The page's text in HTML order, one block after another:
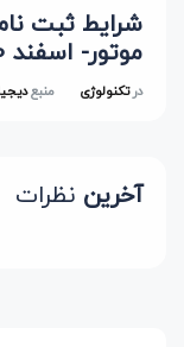
شرایط ثبت
موتور- اسفند 1400
درتکنولوژی منبع
آخرین نظرات